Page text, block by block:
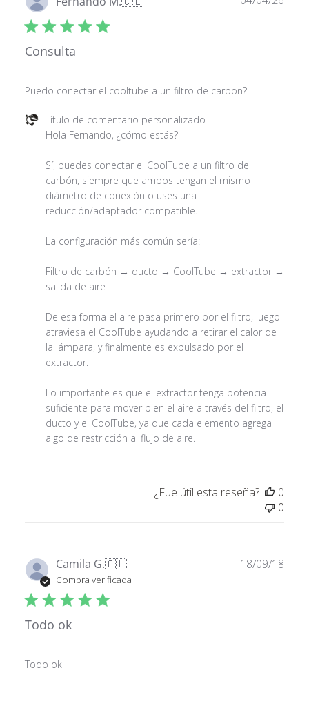
*Medición realizada por el equipo científico PIRANHA.
Balastro Edison 250W
Ampolleta HM 250W $ 11.964
(NO ACTIVAR) Ampolleta HPS
250W
(NO ACTIVAR) Reflector
CoolTube 6''
$ 44.990
3x
Consulta
Puedo conectar el cooltube a un filtro de carbon?
Comentarios
tienda
sobre
revisión
Título
comentario
personalizado
sobre
Wed
2026
Título de comentario personalizado
Hola Fernando, ¿cómo estás?
Sí, puedes conectar el CoolTube a un filtro de
carbón, siempre que ambos tengan el mismo
diámetro de conexión o uses una
reducción/adaptador compatible.
La configuración más común sería:
Filtro de carbón → ducto → CoolTube → extractor →
salida de aire
De esa forma el aire pasa primero por el filtro, luego
atraviesa el CoolTube ayudando a retirar el calor de
la lámpara, y finalmente es expulsado por el
extractor.
Lo importante es que el extractor tenga potencia
suficiente para mover bien el aire a través del filtro, el
ducto y el CoolTube, ya que cada elemento agrega
algo de restricción al flujo de aire.
¿Fue útil esta reseña?
0
0
Camila G.🇨🇱
Compra verificada
Todo ok
Todo ok
18/09/18